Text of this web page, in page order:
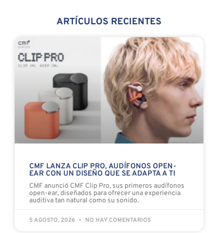
ARTÍCULOS RECIENTES
CMF LANZA CLIP PRO, AUDÍFONOS OPEN-
EAR CON UN DISEÑO QUE SE ADAPTA A TI
CMF anunció CMF Clip Pro, sus primeros audífonos
open-ear, diseñados para ofrecer una experiencia
auditiva tan natural como su sonido.
5 AGOSTO, 2026 NO HAY COMENTARIOS